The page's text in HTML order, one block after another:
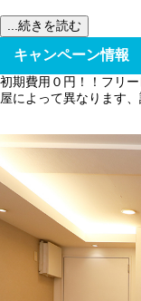
...続きを読む
キャンペーン情報
初期費用０円！！フリ
屋によって異なります